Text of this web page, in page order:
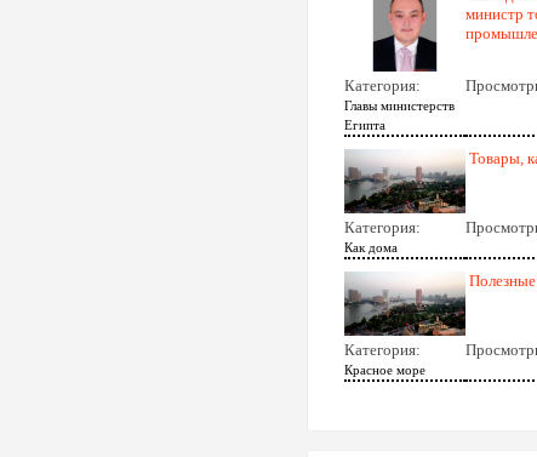
министр
Категория:
Главы министерств
Египта
Товары,
Категория:
Как дома
Категория:
Красное море